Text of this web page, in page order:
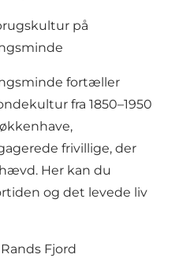
på
fortæller
fra 1850–1950
frivillige, der
Her kan du
og det levede liv
Fjord